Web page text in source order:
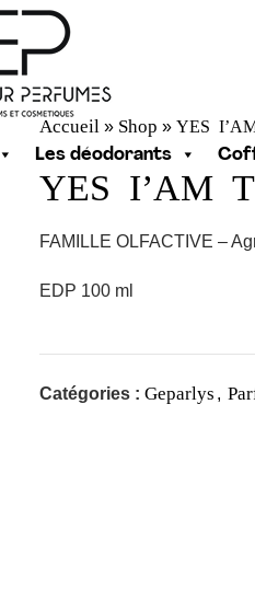
Les déodorants
Accueil » Shop » YES
YES I’AM
FAMILLE OLFACTIVE –
EDP 100 ml
Catégories : Geparlys ,